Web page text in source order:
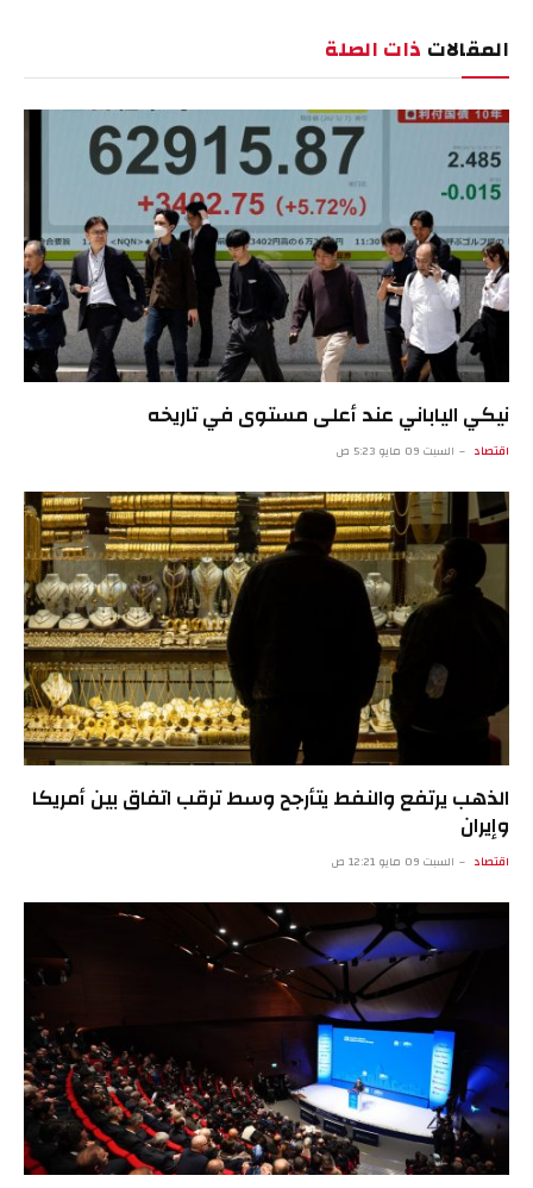
المقالات ذات الصلة
نيكي الياباني عند أعلى مستوى في تاريخه
اقتصاد السبت 09 مايو 5:23 ص
الذهب يرتفع والنفط يتأرجح وسط ترقب اتفاق بين أمريكا
وإيران
اقتصاد السبت 09 مايو 12:21 ص